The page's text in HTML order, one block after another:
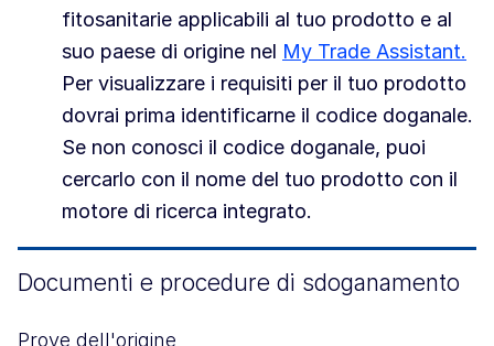
fitosanitarie applicabili al tuo prodotto e al
suo paese di origine nel My Trade Assistant.
Per visualizzare i requisiti per il tuo prodotto
dovrai prima identificarne il codice doganale.
Se non conosci il codice doganale, puoi
cercarlo con il nome del tuo prodotto con il
motore di ricerca integrato.
Documenti e procedure di sdoganamento
Prove dell'origine